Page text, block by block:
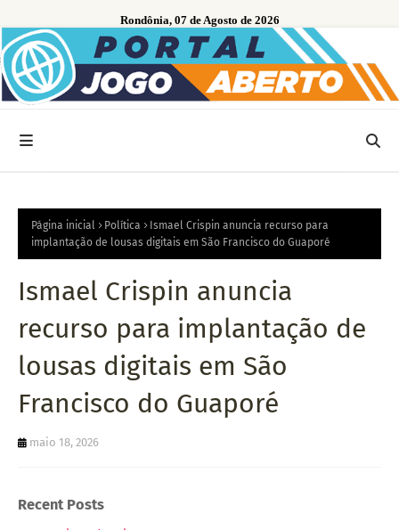
Rondônia, 07 de Agosto de 2026
Página inicial Política
Ismael Crispin anuncia recurso para
implantação de lousas digitais em São Francisco do Guaporé
Ismael Crispin anuncia
recurso para implantação de
lousas digitais em São
Francisco do Guaporé
maio 18, 2026
Recent Posts